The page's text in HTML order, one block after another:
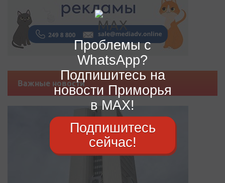
Важные новости
Проблемы с
WhatsApp?
Подпишитесь на
новости Приморья
в MAX!
Подпишитесь
сейчас!